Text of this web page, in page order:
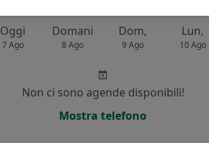
Oggi
7 Ago
Domani
8 Ago
Dom,
9 Ago
Lun,
10 Ago
Non ci sono agende disponibili!
Mostra telefono